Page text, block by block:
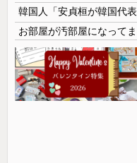
お部屋が汚部屋になってま